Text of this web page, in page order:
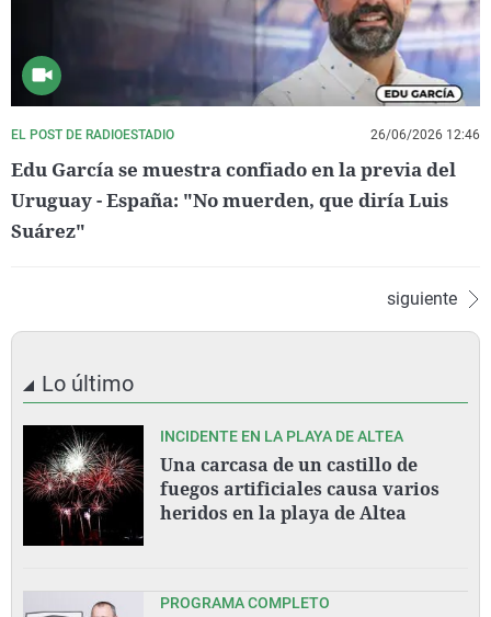
EL POST DE RADIOESTADIO 26/06/2026 12:46
Edu García se muestra confiado en la previa del
Uruguay - España: "No muerden, que diría Luis
Suárez"
siguiente
Lo último
INCIDENTE EN LA PLAYA DE ALTEA
Una carcasa de un castillo de
fuegos artificiales causa varios
heridos en la playa de Altea
PROGRAMA COMPLETO